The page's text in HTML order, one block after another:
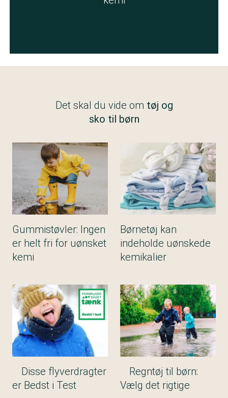
Det skal du vide om tøj og
sko til børn
Gummistøvler: Ingen
er helt fri for uønsket
kemi
Børnetøj kan
indeholde uønskede
kemikalier
Disse flyverdragter
er Bedst i Test
Regntøj til børn:
Vælg det rigtige